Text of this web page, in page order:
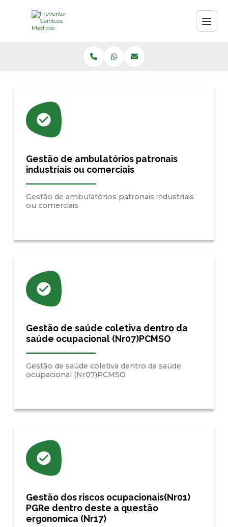
Gestão de ambulatórios patronais
industriais ou comerciais
Gestão de ambulatórios patronais industriais
ou comerciais
Gestão de saúde coletiva dentro da
saúde ocupacional (Nr07)PCMSO
Gestão de saúde coletiva dentro da saúde
ocupacional (Nr07)PCMSO
Gestão dos riscos ocupacionais(Nr01)
PGRe dentro deste a questão
ergonomica (Nr17)